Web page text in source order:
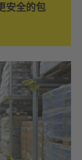
安全的包